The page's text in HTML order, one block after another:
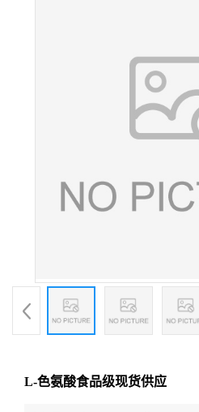
L-色氨酸食品级现货供应